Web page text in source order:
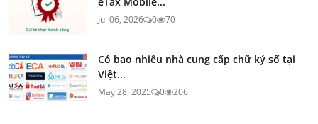
Jul 06, 2026 0 70
Có bao nhiêu nhà cung cấp chữ ký số tại
Việt...
May 28, 2025 0 206